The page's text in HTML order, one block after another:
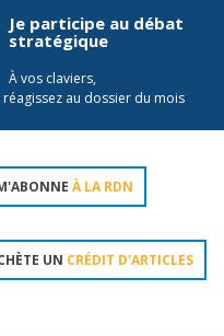
Je participe au débat
stratégique
À vos claviers,
réagissez au dossier du mois
À LA RDN
UN CRÉDIT D'ARTICLES